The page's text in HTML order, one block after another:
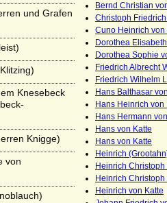
Bernd Christian
Christoph
Cuno Heinrich von
Dorothea
Dorothea Sophie
Friedrich Albrecht
Friedrich Wilhelm
Hans Balthasar
Hans Heinrich von
Hans Hermann
Hans von Katte
Hans von Katte
Heinrich
Heinrich
Heinrich
Heinrich von Katte
und Grafen
Knesebeck
Knigge)
von